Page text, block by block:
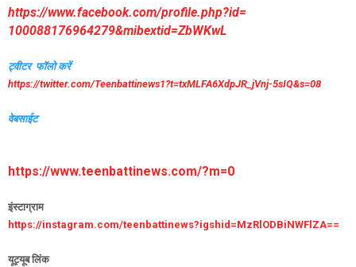
https://www.facebook.com/profile.php?id=
100088176964279&mibextid=ZbWKwL
ट्वीटर फॉलो करें
https://twitter.com/Teenbattinews1?t=txMLFA6XdpJR_jVnj-5sIQ&s=08
वेबसाईट
https://www.teenbattinews.com/?m=0
इंस्टाग्राम
https://instagram.com/teenbattinews?igshid=MzRlODBiNWFlZA==
यूट्यूब लिंक